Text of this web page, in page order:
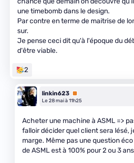
une timebomb dans le design.
Par contre en terme de maitrise de
sur.
Je pense ceci dit qu'à l'époque du
d'être viable.
2
linkin623 Premium
Le 28 mai à 11h25
Acheter une machine à ASML =>
falloir décider quel client sera lésé,
marge. Même pas une question
de ASML est à 100% pour 2 ou 3